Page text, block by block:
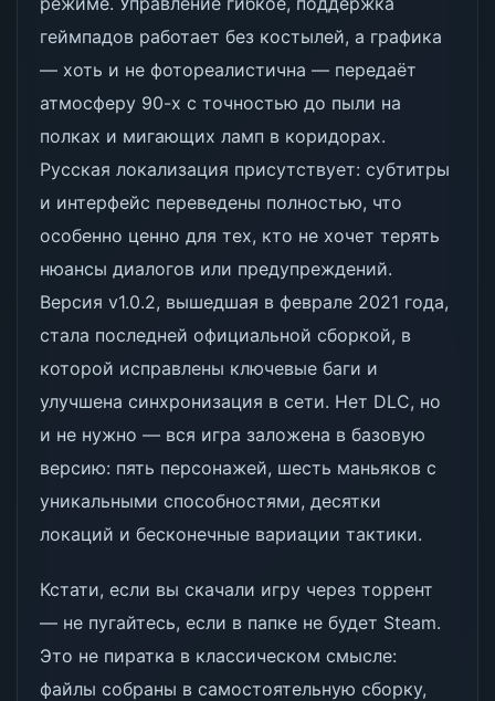
геймпадов работает без костылей, а графика
— хоть и не фотореалистична — передаёт
атмосферу 90-х с точностью до пыли на
полках и мигающих ламп в коридорах.
Русская локализация присутствует: субтитры
и интерфейс переведены полностью, что
особенно ценно для тех, кто не хочет терять
нюансы диалогов или предупреждений.
Версия v1.0.2, вышедшая в феврале 2021 года,
стала последней официальной сборкой, в
которой исправлены ключевые баги и
улучшена синхронизация в сети. Нет DLC, но
и не нужно — вся игра заложена в базовую
версию: пять персонажей, шесть маньяков с
уникальными способностями, десятки
локаций и бесконечные вариации тактики.
Кстати, если вы скачали игру через торрент
— не пугайтесь, если в папке не будет Steam.
Это не пиратка в классическом смысле:
файлы собраны в самостоятельную сборку,